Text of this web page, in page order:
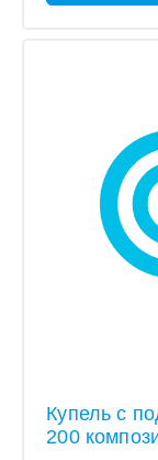
Купель с
200